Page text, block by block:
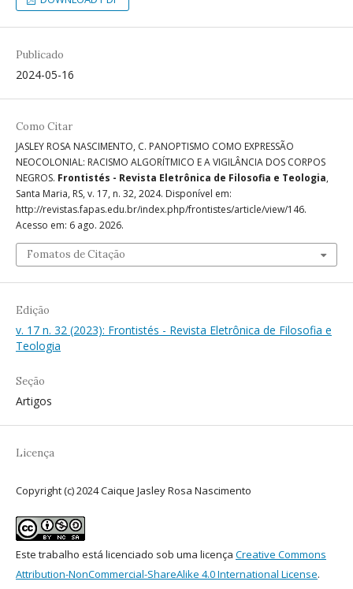
Publicado
2024-05-16
Como Citar
JASLEY ROSA NASCIMENTO, C. PANOPTISMO COMO EXPRESSÃO
NEOCOLONIAL: RACISMO ALGORÍTMICO E A VIGILÂNCIA DOS CORPOS
NEGROS. Frontistés - Revista Eletrônica de Filosofia e Teologia,
Santa Maria, RS, v. 17, n. 32, 2024. Disponível em:
http://revistas.fapas.edu.br/index.php/frontistes/article/view/146.
Acesso em: 6 ago. 2026.
Fomatos de Citação
Edição
v. 17 n. 32 (2023): Frontistés - Revista Eletrônica de Filosofia e
Teologia
Seção
Artigos
Licença
Copyright (c) 2024 Caique Jasley Rosa Nascimento
Este trabalho está licenciado sob uma licença Creative Commons
Attribution-NonCommercial-ShareAlike 4.0 International License.